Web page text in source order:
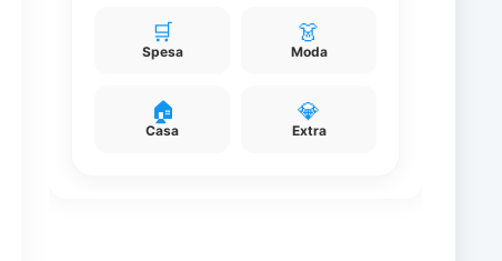
🛒
Spesa
👗
Moda
🏠
Casa
💎
Extra